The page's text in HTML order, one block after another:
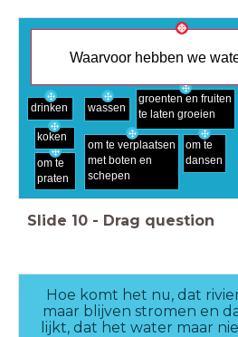
om te
praten
om te
dansen
om te verplaatsen
met boten en
schepen
groenten en fruiten
te laten groeien
wassen
koken
drinken
Waarvoor hebben we
Slide 10 - Drag question
Hoe komt het nu, dat
maar blijven stromen en
lijkt, dat het water maar